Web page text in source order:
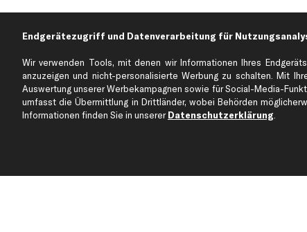
Über kfzteile24
Über uns
Kundenservice
Zahlung
Endgerätezugriff und Datenverarbeitung für
Wir verwenden Tools, mit denen wir Informationen Ihres
anzuzeigen und nicht-personalisierte Werbung zu schalten. Mit
Auswertung unserer Werbekampagnen sowie für Social-Media-
umfasst die Übermittlung in Drittländer, wobei Behörden
Informationen finden Sie in unsererDatenschutzerklärung